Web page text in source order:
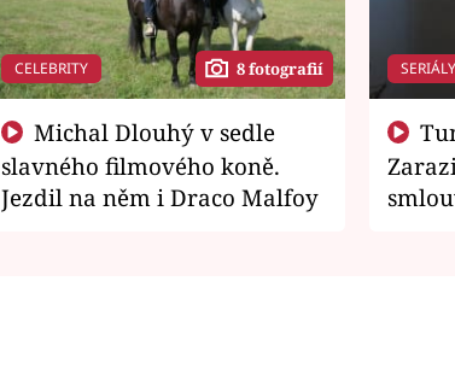
CELEBRITY 8 fotografií
slavného filmového koně.
Jezdil na něm i Draco Malfoy